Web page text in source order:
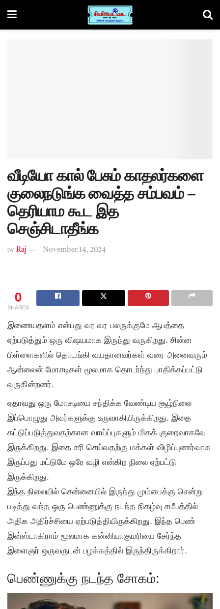
வீடியோ கால் பேசும் காதலர்களை
குலைநடுங்க வைத்த சம்பவம் –
தெரியாம கூட இத
செஞ்சிடாதீங்க
by Raj November 14, 2024
0
SHARES
இணையதளம் என்பது வர வர பலருக்குமே ஆபத்தை
ஏற்படுத்தும் ஒரு விஷயமாக இருந்து வருகிறது. சின்ன
பிள்ளைகளில் தொடங்கி வயதானவர்கள் வரை அனைவரும்
ஆன்லைன் மோசடிகள் மூலமாக தொடர்ந்து பாதிக்கப்பட்டு
வருகின்றனர்.
ஏதாவது ஒரு மோசடியை சந்திக்க வேண்டிய சூழ்நிலை
இப்பொழுது அவர்களுக்கு உருவாகியிருக்கிறது. இதை
கட்டுப்படுத்துவதற்கான வாய்ப்புகளும் மிகக் குறைவாகவே
இருக்கிறது. இதை சரி செய்வதற்கு மக்கள் விழிப்புணர்வாக
இருப்பது மட்டுமே ஒரே வழி என்கிற நிலை ஏற்பட்டு
இருக்கிறது.
இந்த நிலையில் சென்னையில் இருந்து மும்பைக்கு சென்று
படித்து வந்த ஒரு பெண்ணுக்கு நடந்த நிகழ்வு சமீபத்தில்
அதிக அதிர்ச்சியை ஏற்படுத்தியிருக்கிறது. இந்த பெண்
இன்ஸ்டாகிராம் மூலமாக கன்னியாகுமரியை சேர்ந்த
இளைஞர் ஒருவருடன் பழக்கத்தில் இருந்திருக்கிறார்.
பெண்ணுக்கு நடந்த சோகம்: